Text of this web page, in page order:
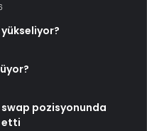
swap pozisyonunda
etti